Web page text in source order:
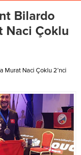
Bilardo
Naci Çoklu
Murat Naci Çoklu 2’nci